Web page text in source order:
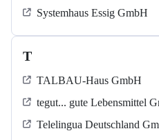
Systemhaus Essig GmbH
T
TALBAU-Haus GmbH
tegut... gute Lebensmittel
Telelingua Deutschland